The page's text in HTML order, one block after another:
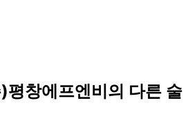
평창에프엔비의 다른 술